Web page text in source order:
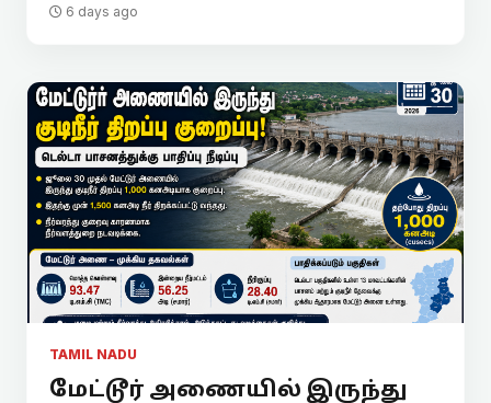
6 days ago
TAMIL NADU
மேட்டூர் அணையில் இருந்து